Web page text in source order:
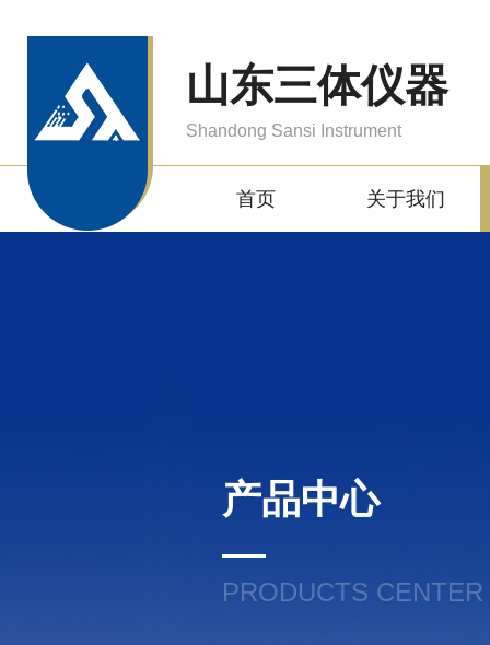
山东三体仪器
Shandong Sansi Instrument
首页 关于我们
产品中心
PRODUCTS CENTER